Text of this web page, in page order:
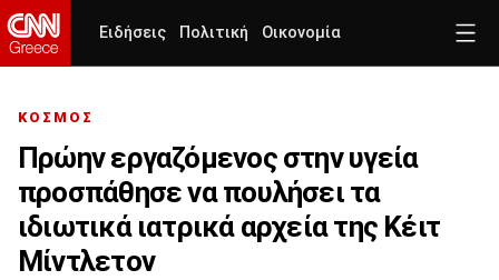
Ειδήσεις Πολιτική Οικονομία
ΚΟΣΜΟΣ
Πρώην εργαζόμενος στην υγεία
προσπάθησε να πουλήσει τα
ιδιωτικά ιατρικά αρχεία της Κέιτ
Μίντλετον